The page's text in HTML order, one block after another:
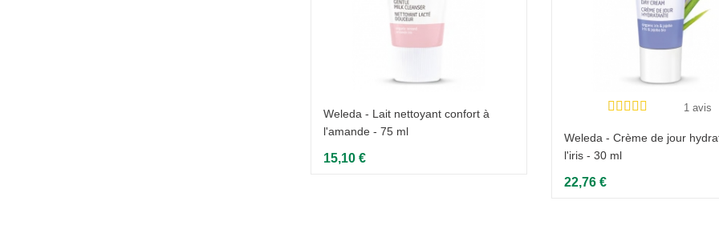
Weleda - Lait nettoyant confort à
l'amande - 75 ml
15,10 €
1 avis
Weleda - Crème de jour
l'iris - 30 ml
22,76 €